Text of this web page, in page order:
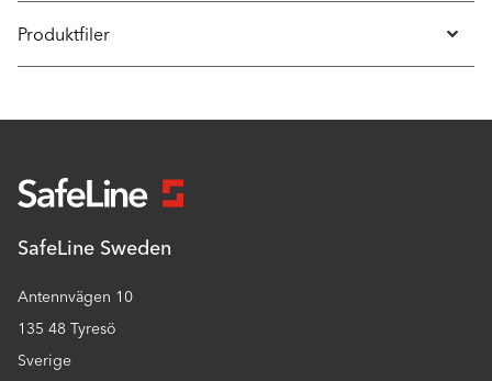
Produktfiler
SafeLine Sweden
Antennvägen 10
135 48 Tyresö
Sverige